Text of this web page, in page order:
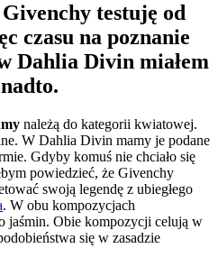
testuję od
czasu na poznanie
Dahlia Divin miałem
należą do kategorii kwiatowej.
W Dahlia Divin mamy je podane
Gdyby komuś nie chciało się
powiedzieć, że Givenchy
swoją legendę z ubiegłego
. W obu kompozycjach
jaśmin. Obie kompozycji celują w
się w zasadzie